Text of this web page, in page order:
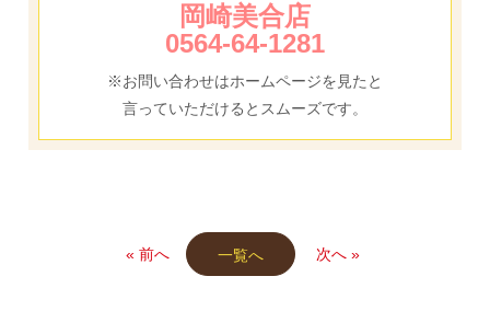
岡崎美合店
0564-64-1281
※お問い合わせはホームページを見たと
言っていただけるとスムーズです。
« 前へ 一覧へ 次へ »